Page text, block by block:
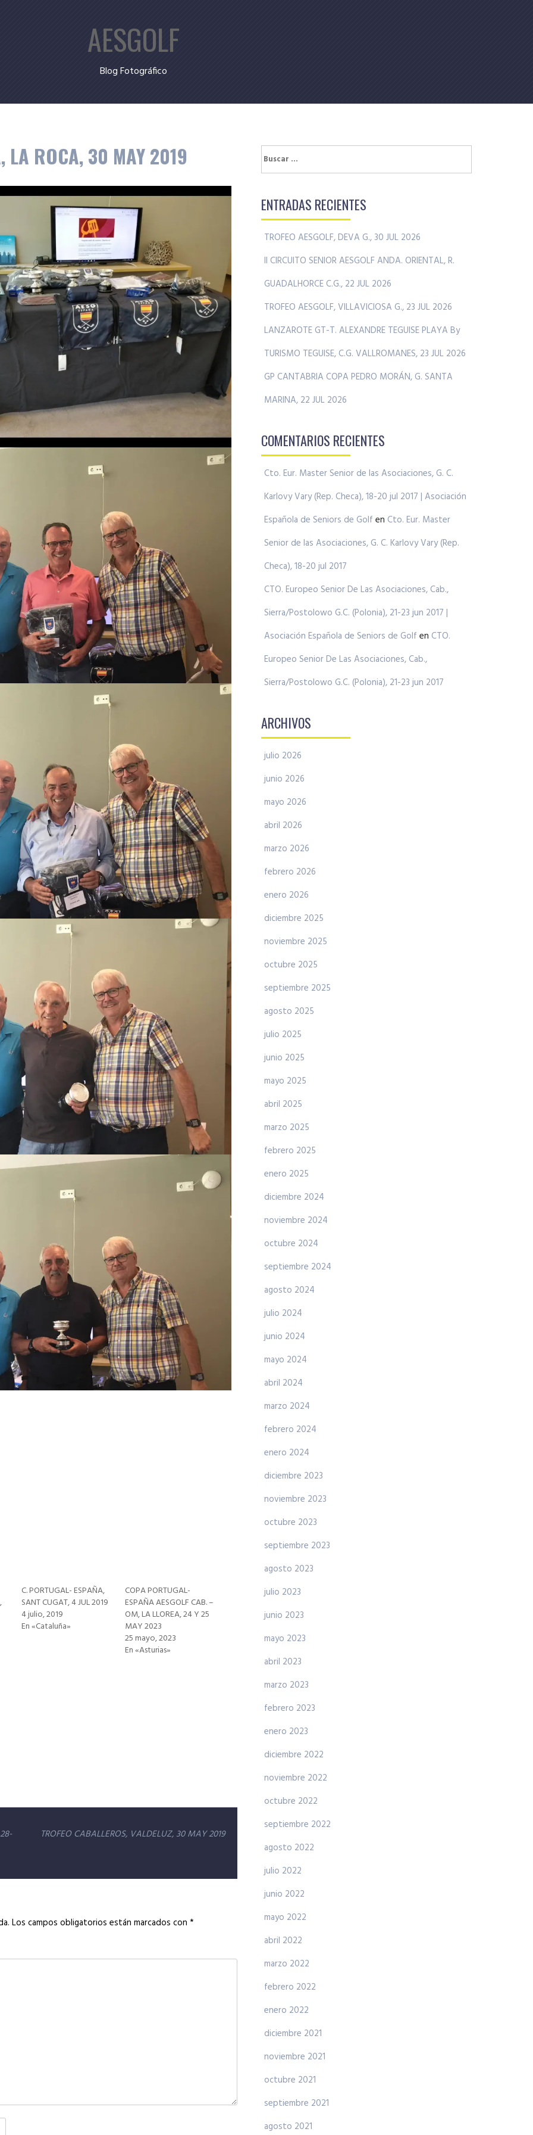
AESGOLF
Blog Fotográfico
LA ROCA, 30 MAY 2019
C. PORTUGAL- ESPAÑA,
SANT CUGAT, 4 JUL 2019
4 julio, 2019
En «Cataluña»
COPA PORTUGAL-
ESPAÑA AESGOLF CAB. –
OM, LA LLOREA, 24 Y 25
MAY 2023
25 mayo, 2023
En «Asturias»
TROFEO CABALLEROS, VALDELUZ, 30 MAY 2019
Los campos obligatorios están marcados con *
Buscar:
ENTRADAS RECIENTES
TROFEO AESGOLF, DEVA G., 30 JUL 2026
II CIRCUITO SENIOR AESGOLF ANDA. ORIENTAL, R.
GUADALHORCE C.G., 22 JUL 2026
TROFEO AESGOLF, VILLAVICIOSA G., 23 JUL 2026
LANZAROTE GT-T. ALEXANDRE TEGUISE PLAYA By
TURISMO TEGUISE, C.G. VALLROMANES, 23 JUL 2026
GP CANTABRIA COPA PEDRO MORÁN, G. SANTA
MARINA, 22 JUL 2026
COMENTARIOS RECIENTES
Cto. Eur. Master Senior de las Asociaciones, G. C.
Karlovy Vary (Rep. Checa), 18-20 jul 2017 | Asociación
Española de Seniors de Golf en Cto. Eur. Master
Senior de las Asociaciones, G. C. Karlovy Vary (Rep.
Checa), 18-20 jul 2017
CTO. Europeo Senior De Las Asociaciones, Cab.,
Sierra/Postolowo G.C. (Polonia), 21-23 jun 2017 |
Asociación Española de Seniors de Golf en CTO.
Europeo Senior De Las Asociaciones, Cab.,
Sierra/Postolowo G.C. (Polonia), 21-23 jun 2017
ARCHIVOS
julio 2026
junio 2026
mayo 2026
abril 2026
marzo 2026
febrero 2026
enero 2026
diciembre 2025
noviembre 2025
octubre 2025
septiembre 2025
agosto 2025
julio 2025
junio 2025
mayo 2025
abril 2025
marzo 2025
febrero 2025
enero 2025
diciembre 2024
noviembre 2024
octubre 2024
septiembre 2024
agosto 2024
julio 2024
junio 2024
mayo 2024
abril 2024
marzo 2024
febrero 2024
enero 2024
diciembre 2023
noviembre 2023
octubre 2023
septiembre 2023
agosto 2023
julio 2023
junio 2023
mayo 2023
abril 2023
marzo 2023
febrero 2023
enero 2023
diciembre 2022
noviembre 2022
octubre 2022
septiembre 2022
agosto 2022
julio 2022
junio 2022
mayo 2022
abril 2022
marzo 2022
febrero 2022
enero 2022
diciembre 2021
noviembre 2021
octubre 2021
septiembre 2021
agosto 2021